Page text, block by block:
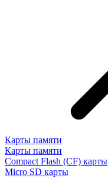
Карты памяти
Карты памяти
Compact Flash (CF) карты
Micro SD карты